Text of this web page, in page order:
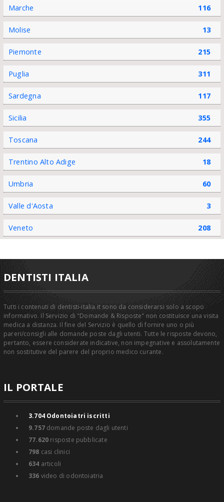
Marche 116
Molise 13
Piemonte 215
Puglia 311
Sardegna 117
Sicilia 355
Toscana 244
Trentino Alto Adige 18
Umbria 60
Valle d'Aosta 3
Veneto 208
DENTISTI ITALIA
Tutti i contenuti di dentisti-italia.it sono da considerarsi solo a scopo
informativo. Il Servizio di "Domande & Risposte" non costituisce una visita
medica a distanza. Il fine del Servizio è quello di fornire uno o più
pareri/consigli alle domande poste dagli utenti. Tutte le risposte devono,
pertanto, essere considerate indicative, non impegnative e assolutamente
non sostitutive del parere del proprio medico curante.
IL PORTALE
3.704Odontoiatri iscritti
9.757domande poste dagli utenti
77.620 risposte pubblicate
798 casi clinici
634 articoli
336 video di odontoiatria